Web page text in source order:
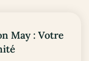
May : Votre